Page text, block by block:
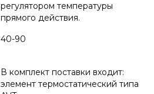
регулятором температуры
прямого действия.
40-90
В комплект поставки входит:
элемент термостатический типа